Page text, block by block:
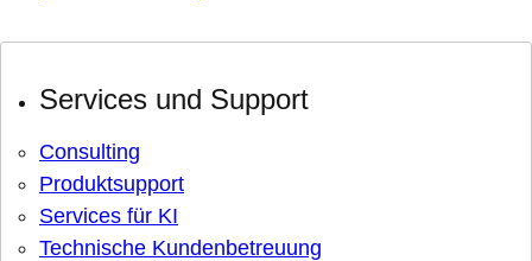
Services und Support
Consulting
Produktsupport
Services für KI
Technische Kundenbetreuung